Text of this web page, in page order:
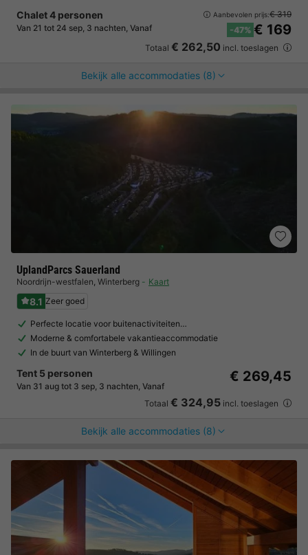
Chalet 4 personen
Van 21 tot 24 sep, 3 nachten, Vanaf
Aanbevolen prijs:€ 319
-47% € 169
Totaal € 262,50 incl. toeslagen
Bekijk alle accommodaties (8)
UplandParcs Sauerland
Noordrijn-westfalen, Winterberg Kaart
8.1 Zeer goed
Perfecte locatie voor buitenactiviteiten…
Moderne & comfortabele vakantieaccommodatie
In de buurt van Winterberg & Willingen
Tent 5 personen
Van 31 aug tot 3 sep, 3 nachten, Vanaf
€ 269,45
Totaal € 324,95 incl. toeslagen
Bekijk alle accommodaties (8)